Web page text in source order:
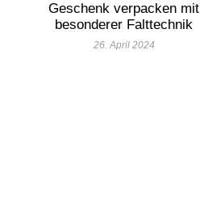
Geschenk verpacken mit
besonderer Falttechnik
26. April 2024